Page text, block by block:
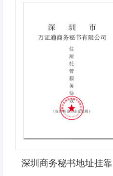
深圳商务秘书地址挂靠